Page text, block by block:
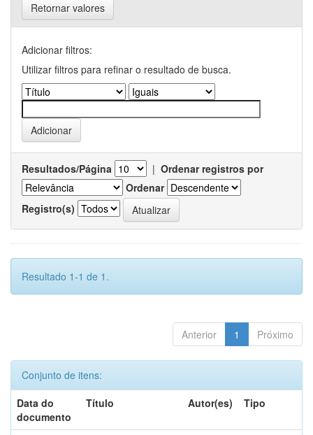
Retornar valores
Adicionar filtros:
Utilizar filtros para refinar o resultado de busca.
Resultados/Página | Ordenar registros por
Ordenar
Registro(s)
Resultado 1-1 de 1.
Anterior 1 Próximo
Conjunto de itens:
Data do
documento
Título Autor(es) Tipo